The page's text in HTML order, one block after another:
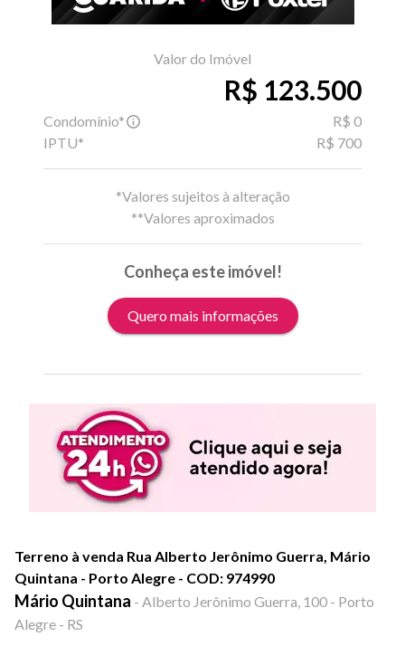
Valor do Imóvel
R$ 123.500
Condomínio*
R$ 0
IPTU*
R$ 700
*Valores sujeitos à alteração
**Valores aproximados
Conheça este imóvel!
Quero mais informações
Terreno à venda Rua Alberto Jerônimo Guerra, Mário
Quintana - Porto Alegre - COD: 974990
Mário Quintana - Alberto Jerônimo Guerra, 100 - Porto
Alegre - RS